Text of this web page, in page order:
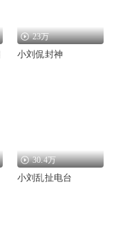
23万
小刘侃封神
30.4万
小刘乱扯电台